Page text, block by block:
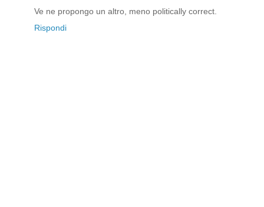
Ve ne propongo un altro, meno politically correct.
Rispondi